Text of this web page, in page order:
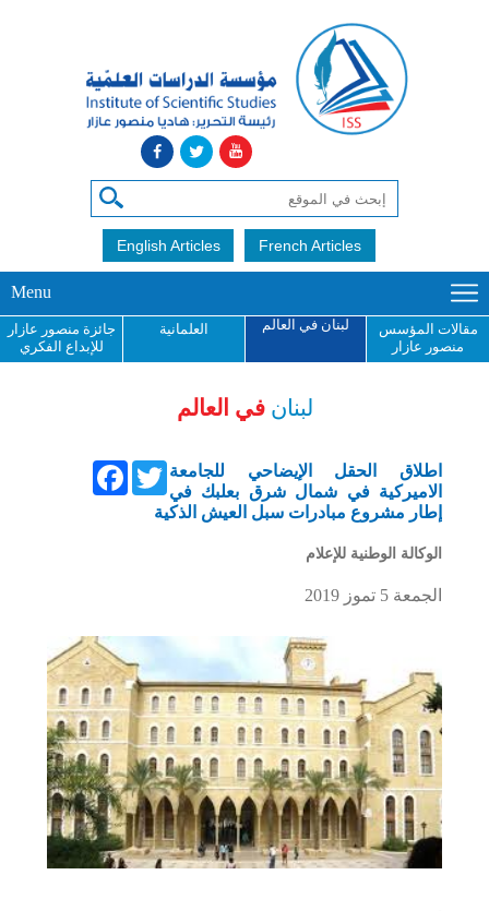
English Articles French Articles
Menu
مقالات المؤسس
منصور عازار
لبنان في العالم العلمانية
جائزة منصور عازار
للإبداع الفكري
لبنان في العالم
FacebookTwitter اطلاق الحقل الإيضاحي للجامعة
الاميركية في شمال شرق بعلبك في
إطار مشروع مبادرات سبل العيش الذكية
الوكالة الوطنية للإعلام
الجمعة 5 تموز 2019